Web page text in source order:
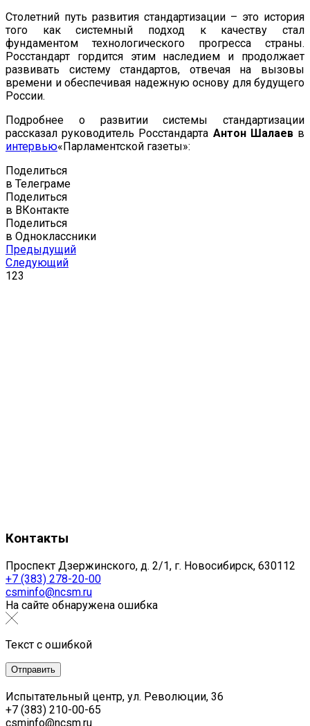
Столетний путь развития стандартизации – это история
того как системный подход к качеству стал
фундаментом технологического прогресса страны.
Росстандарт гордится этим наследием и продолжает
развивать систему стандартов, отвечая на вызовы
времени и обеспечивая надежную основу для будущего
России.
Подробнее о развитии системы стандартизации
рассказал руководитель Росстандарта Антон Шалаевв
интервью«Парламентской газеты»:
Поделиться
в Телеграме
Поделиться
в ВКонтакте
Поделиться
в Одноклассники
Предыдущий
Следующий
123
Контакты
Проспект Дзержинского, д. 2/1, г. Новосибирск, 630112
+7 (383) 278-20-00
csminfo@ncsm.ru
На сайте обнаружена ошибка
Текст с ошибкой
Испытательный центр, ул. Революции, 36
+7 (383) 210-00-65
csminfo@ncsm.ru